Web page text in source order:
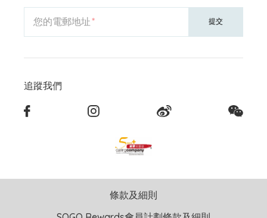
您的電郵地址 提交
追蹤我們
條款及細則